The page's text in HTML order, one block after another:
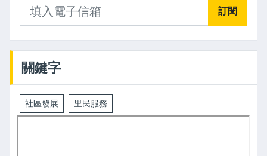
訂閱
關鍵字
社區發展 里民服務